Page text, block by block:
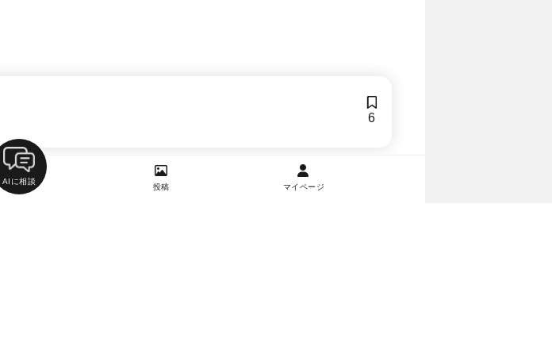
6
AIに相談
投稿 マイページ